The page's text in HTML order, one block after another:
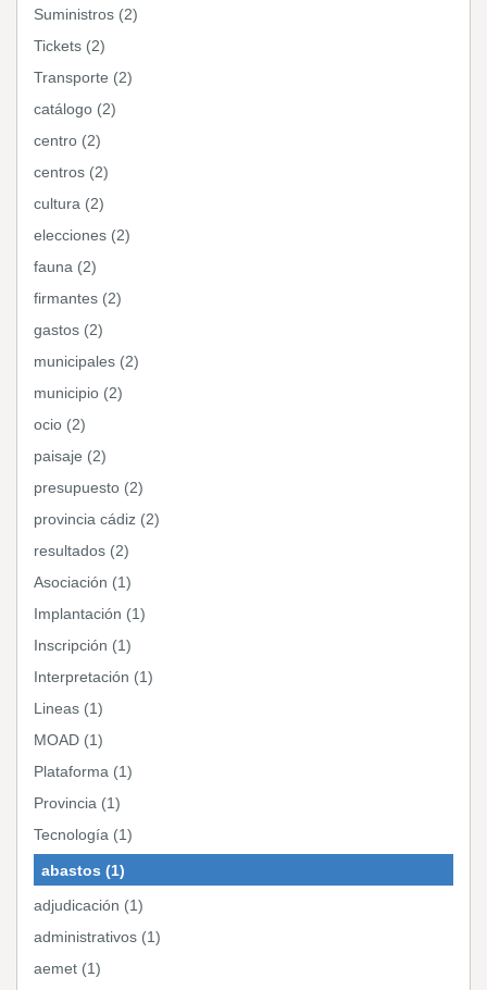
Suministros (2)
Tickets (2)
Transporte (2)
catálogo (2)
centro (2)
centros (2)
cultura (2)
elecciones (2)
fauna (2)
firmantes (2)
gastos (2)
municipales (2)
municipio (2)
ocio (2)
paisaje (2)
presupuesto (2)
provincia cádiz (2)
resultados (2)
Asociación (1)
Implantación (1)
Inscripción (1)
Interpretación (1)
Lineas (1)
MOAD (1)
Plataforma (1)
Provincia (1)
Tecnología (1)
abastos (1)
adjudicación (1)
administrativos (1)
aemet (1)